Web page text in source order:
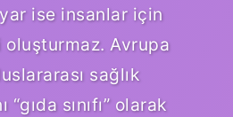
ise insanlar için
oluşturmaz. Avrupa
sağlık
sınıfı” olarak